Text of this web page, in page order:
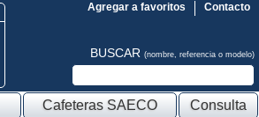
Contacto
Agregar a favoritos
BUSCAR (nombre, referencia o modelo)
Cafeteras SAECO Consulta